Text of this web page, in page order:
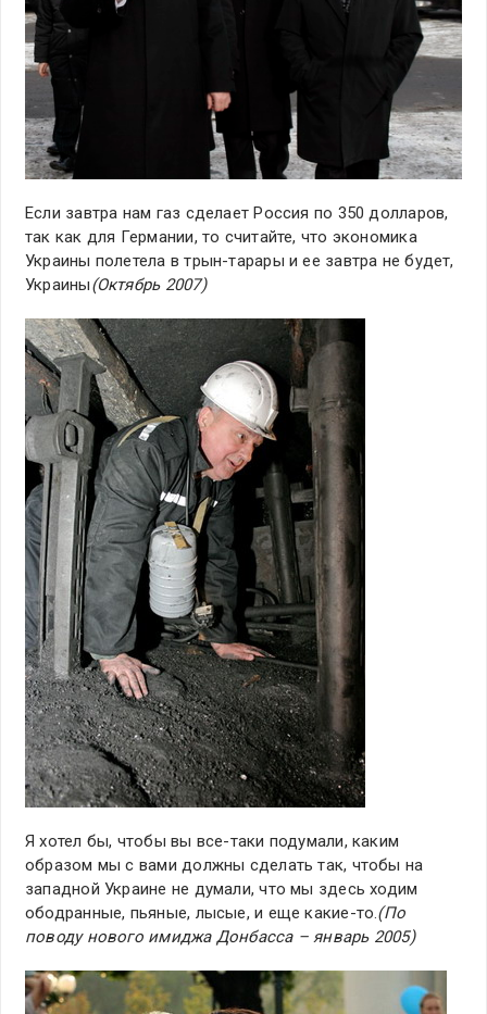
Если завтра нам газ сделает Россия по 350 долларов,
так как для Германии, то считайте, что экономика
Украины полетела в трын-тарары и ее завтра не будет,
Украины(Октябрь 2007)
Я хотел бы, чтобы вы все-таки подумали, каким
образом мы с вами должны сделать так, чтобы на
западной Украине не думали, что мы здесь ходим
ободранные, пьяные, лысые, и еще какие-то.(По
поводу нового имиджа Донбасса – январь 2005)